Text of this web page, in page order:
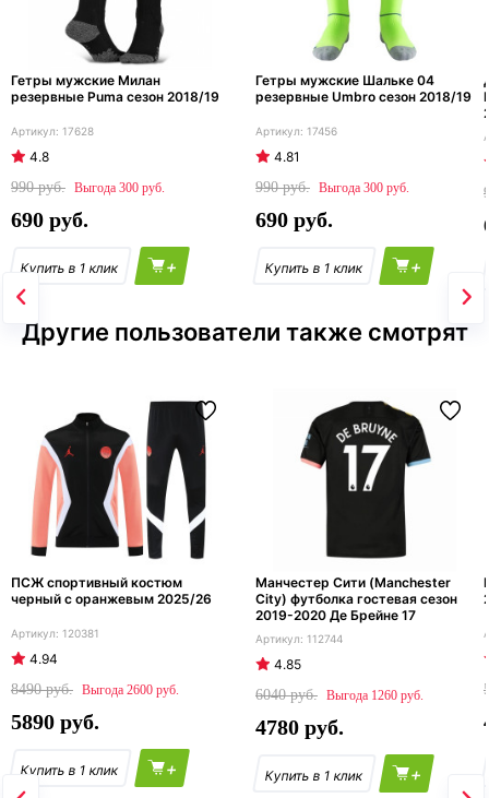
Гетры мужские Милан
резервные Puma сезон 2018/19
17628
4.8
990
300
690
+
Гетры мужские Шальке 04
резервные Umbro сезон 2018/19
17456
4.81
990
300
690
+
Другие пользователи также смотрят
ПСЖ спортивный костюм
черный с оранжевым 2025/26
120381
4.94
8490
2600
5890
+
Манчестер Сити (Manchester
City) футболка гостевая сезон
2019-2020 Де Брейне 17
112744
4.85
6040
1260
4780
+